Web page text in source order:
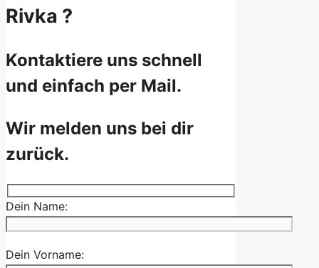
Rivka ?
Kontaktiere uns schnell
und einfach per Mail.
Wir melden uns bei dir
zurück.
Dein Name:
Dein Vorname: